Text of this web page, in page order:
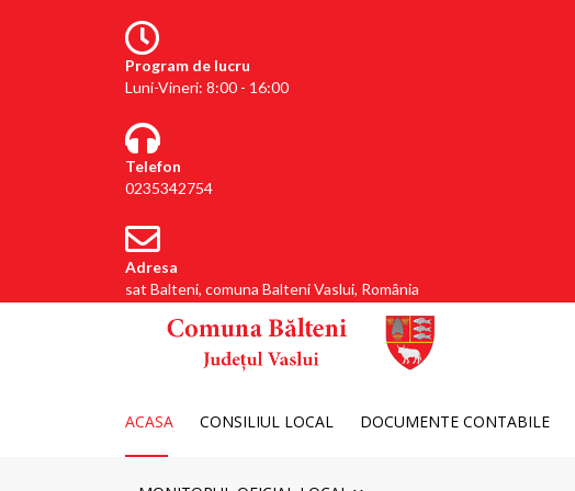
Program de lucru
Luni-Vineri: 8:00 - 16:00
Telefon
0235342754
Adresa
sat Balteni, comuna Balteni Vaslui, România
ACASA CONSILIUL LOCAL DOCUMENTE CONTABILE